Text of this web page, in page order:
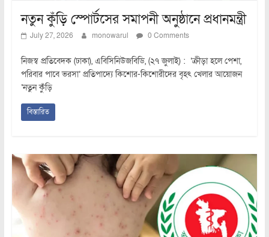
নতুন কুঁড়ি স্পোর্টসের সমাপনী অনুষ্ঠানে প্রধানমন্ত্রী
July 27, 2026 monowarul 0 Comments
নিজস্ব প্রতিবেদক (ঢাকা), এবিসিনিউজবিডি, (২৭ জুলাই) : ‘ক্রীড়া হলে পেশা,
পরিবার পাবে ভরসা’ প্রতিপাদ্যে কিশোর-কিশোরীদের বৃহৎ খেলার আয়োজন
‘নতুন কুঁড়ি
বিস্তারিত